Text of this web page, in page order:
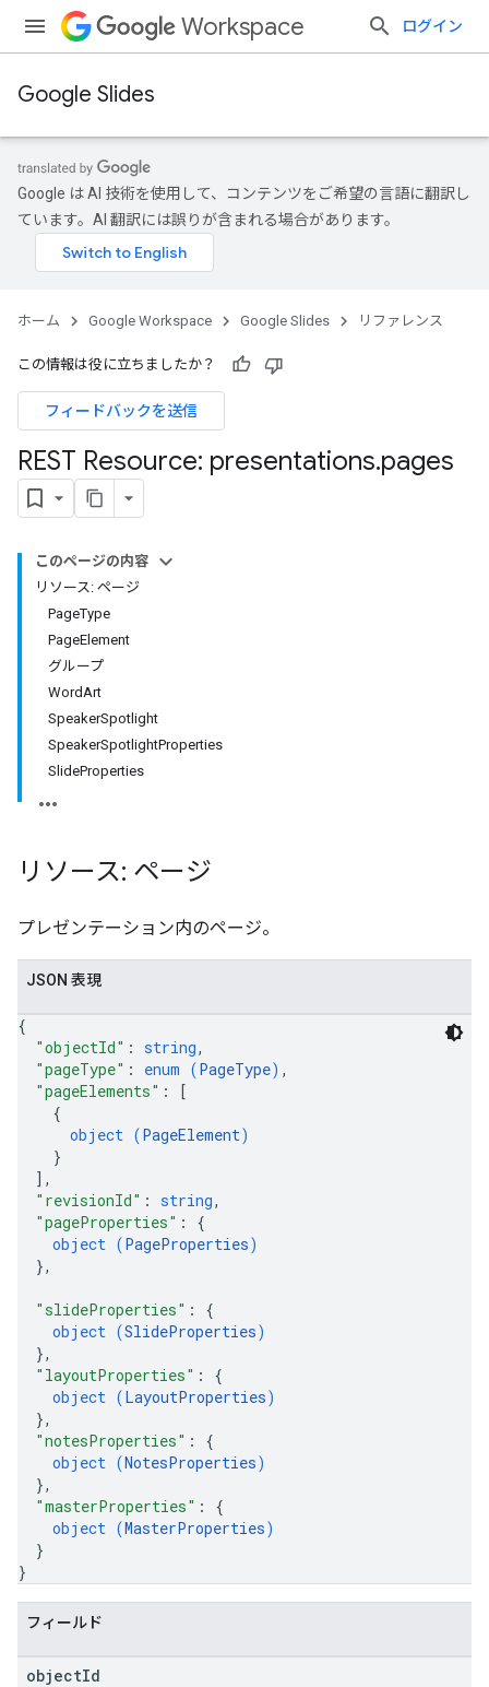
Workspace ログイン
Google Slides
Google は AI 技術を使用して、コンテンツをご希望の言語に翻訳し
ています。AI 翻訳には誤りが含まれる場合があります。
ホーム Google Workspace Google Slides リファレンス
この情報は役に立ちましたか？
フィードバックを送信
REST Resource: presentations.pages
このページの内容
リソース: ページ
PageType
PageElement
グループ
WordArt
SpeakerSpotlight
SpeakerSpotlightProperties
SlideProperties
リソース: ページ
プレゼンテーション内のページ。
JSON 表現
{
"objectId" : string,
"pageType" : enum (PageType) ,
"pageElements" :
[
{
object (PageElement)
}
] ,
"revisionId" : string,
"pageProperties" : {
object (PageProperties)
},
"slideProperties" : {
object (SlideProperties)
},
"layoutProperties" : {
object (LayoutProperties)
},
"notesProperties" : {
object (NotesProperties)
},
"masterProperties" : {
object (MasterProperties)
}
}
フィールド
objectId